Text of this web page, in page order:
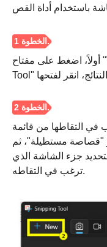
أولاً، اضغط على مفتاح "Windows" وابحث عن "Snipping
في التقاطها من قائمة
"قصاصة مستطيلة"، ثم
جزء الشاشة الذي
ترغب في التقاطه.